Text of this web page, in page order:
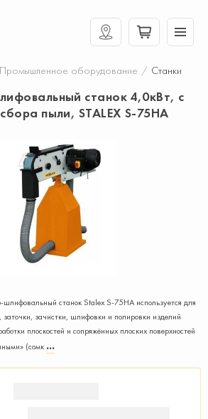
Промышленное оборудование / Станки
станок 4,0кВт, с
пыли, STALEX S-75HA
шлифовальный станок Stalex S-75HA используется для
заточки, зачистки, шлифовки и полировки изделий
плоскостей и сопряжённых плоских поверхностей
(сомк